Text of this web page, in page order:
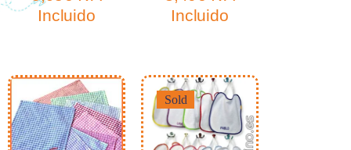
Incluido
Incluido
Select options
Sold
Select options